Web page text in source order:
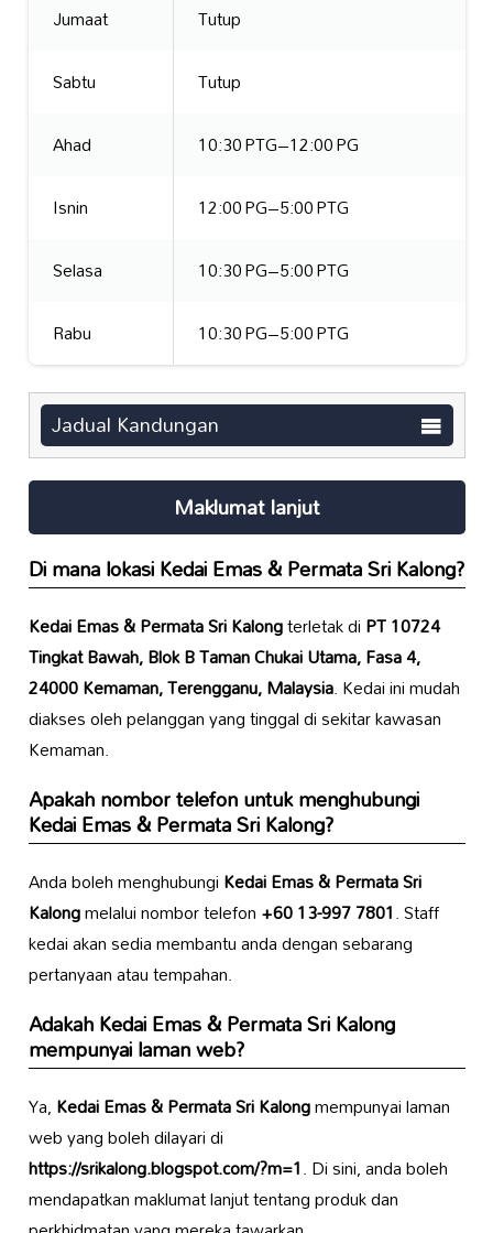
Jumaat
Tutup
Sabtu
Tutup
Ahad
10:30 PTG–12:00 PG
Isnin
12:00 PG–5:00 PTG
Selasa
10:30 PG–5:00 PTG
Rabu
10:30 PG–5:00 PTG
Jadual Kandungan
Maklumat lanjut
Di mana lokasiKedai Emas & Permata Sri Kalong?
Kedai Emas & Permata Sri Kalongterletak diPT 10724
Tingkat Bawah, Blok B Taman Chukai Utama, Fasa 4,
24000 Kemaman, Terengganu, Malaysia. Kedai ini mudah
diakses oleh pelanggan yang tinggal di sekitar kawasan
Kemaman.
Apakah nombor telefon untuk menghubungi
Kedai Emas & Permata Sri Kalong?
Anda boleh menghubungiKedai Emas & Permata Sri
Kalongmelalui nombor telefon+60 13-997 7801. Staff
kedai akan sedia membantu anda dengan sebarang
pertanyaan atau tempahan.
AdakahKedai Emas & Permata Sri Kalong
mempunyai laman web?
Ya,Kedai Emas & Permata Sri Kalongmempunyai laman
web yang boleh dilayari di
https://srikalong.blogspot.com/?m=1. Di sini, anda boleh
mendapatkan maklumat lanjut tentang produk dan